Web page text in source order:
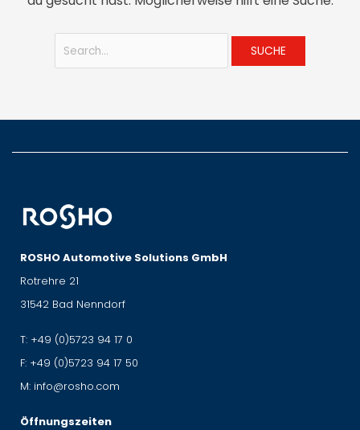
ROSHO Automotive Solutions GmbH
Rotrehre 21
31542 Bad Nenndorf
T: +49 (0)5723 94 17 0
F: +49 (0)5723 94 17 50
M: info@rosho.com
Öffnungszeiten